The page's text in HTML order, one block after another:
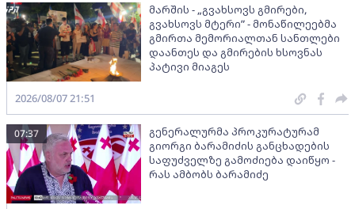
მარშის - „გვახსოვს გმირები,
გვახსოვს მტერი” - მონაწილეებმა
გმირთა მემორიალთან სანთლები
დაანთეს და გმირების ხსოვნას
პატივი მიაგეს
2026/08/07 21:51
გენერალურმა პროკურატურამ
გიორგი ბარამიძის განცხადების
საფუძველზე გამოძიება დაიწყო -
რას ამბობს ბარამიძე
07:37